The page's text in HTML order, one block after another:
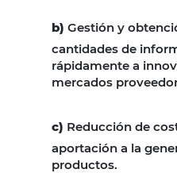
b) Gestión y
cantidades de
rápidamente a
mercados
c) Reducción de
aportación a la
productos.